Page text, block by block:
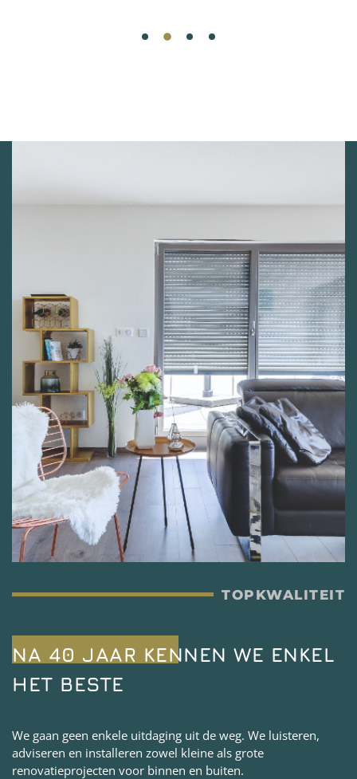
TOPKWALITEIT
NA 40 JAAR KENNEN WE ENKEL
HET BESTE
We gaan geen enkele uitdaging uit de weg. We luisteren,
adviseren en installeren zowel kleine als grote
renovatieprojecten voor binnen en buiten.